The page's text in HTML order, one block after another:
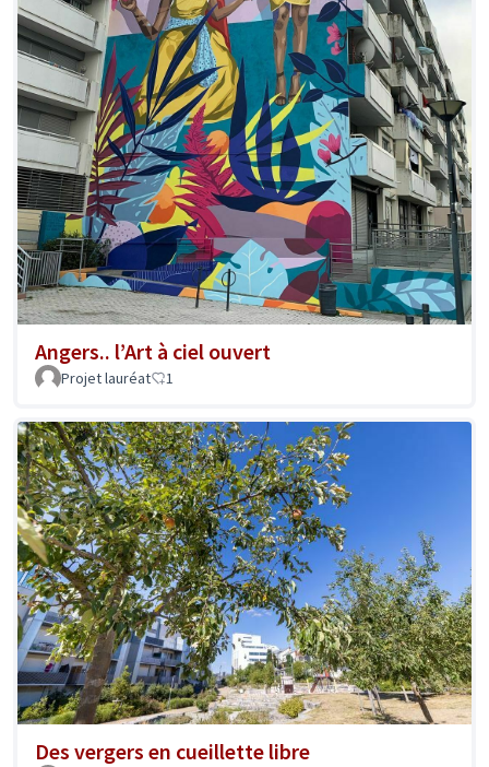
Angers.. l’Art à ciel ouvert
Projet lauréat 1
Des vergers en cueillette libre